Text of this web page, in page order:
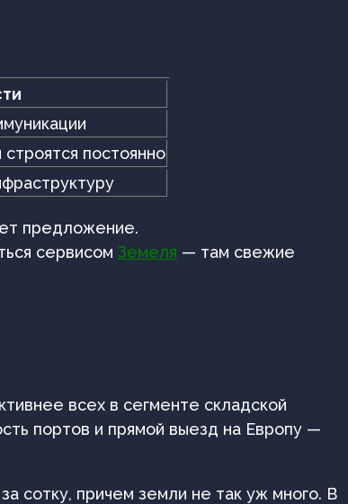
постоянно
предложение.
сервисом Земеля — там свежие
всех в сегменте складской
портов и прямой выезд на Европу —
сотку, причем земли не так уж много. В